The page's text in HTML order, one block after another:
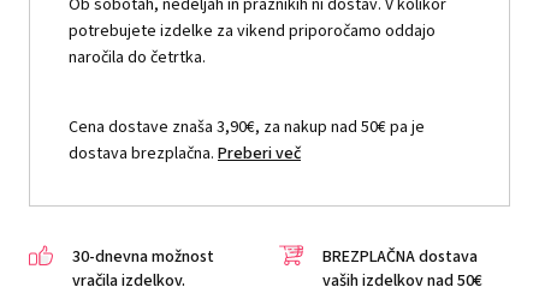
Ob sobotah, nedeljah in praznikih ni dostav. V kolikor
potrebujete izdelke za vikend priporočamo oddajo
naročila do četrtka.
Cena dostave znaša 3,90€, za nakup nad 50€ pa je
dostava brezplačna. Preberi več
30-dnevna možnost
vračila izdelkov.
BREZPLAČNA dostava
vaših izdelkov nad 50€